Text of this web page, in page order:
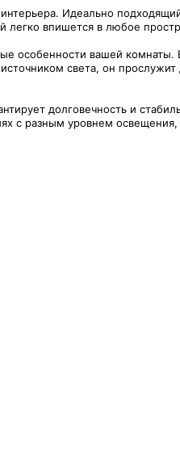
Идеально
впишется в любое
особенности вашей комнаты.
света, он
долговечность и
с разным уровнем